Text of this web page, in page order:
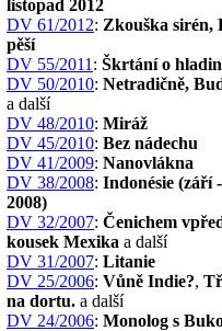
listopad 2012
DV 61/2012: Zkouška sirén,
pěší
DV 55/2011 : Škrtání o
DV 50/2010: Netradičně,
a další
DV 48/2010: Miráž
DV 45/2010: Bez nádechu
DV 41/2009: Nanovlákna
DV 38/2008: Indonésie (září
2008)
DV 32/2007: Čenichem
kousek Mexika a další
DV 31/2007: Litanie
DV 25/2006: Vůně Indie?,
na dortu. a další
DV 24/2006: Monolog s